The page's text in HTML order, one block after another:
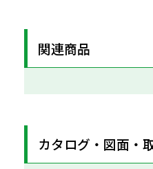
関連商品
カタログ・図面・